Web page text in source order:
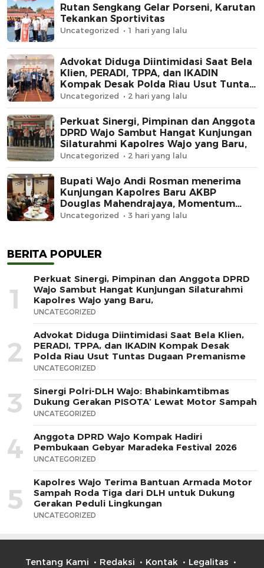
Rutan Sengkang Gelar Porseni, Karutan
Tekankan Sportivitas
Uncategorized 1 hari yang lalu
Advokat Diduga Diintimidasi Saat Bela
Klien, PERADI, TPPA, dan IKADIN
Kompak Desak Polda Riau Usut Tuntas
Dugaan Premanisme
Uncategorized 2 hari yang lalu
Perkuat Sinergi, Pimpinan dan Anggota
DPRD Wajo Sambut Hangat Kunjungan
Silaturahmi Kapolres Wajo yang Baru,
Uncategorized 2 hari yang lalu
Bupati Wajo Andi Rosman menerima
Kunjungan Kapolres Baru AKBP
Douglas Mahendrajaya, Momentum
Memperkuat Sinergi
Uncategorized 3 hari yang lalu
BERITA POPULER
1
Perkuat Sinergi, Pimpinan dan Anggota DPRD
Wajo Sambut Hangat Kunjungan Silaturahmi
Kapolres Wajo yang Baru,
UNCATEGORIZED
2
Advokat Diduga Diintimidasi Saat Bela Klien,
PERADI, TPPA, dan IKADIN Kompak Desak
Polda Riau Usut Tuntas Dugaan Premanisme
UNCATEGORIZED
3
Sinergi Polri-DLH Wajo: Bhabinkamtibmas
Dukung Gerakan PISOTA’ Lewat Motor Sampah
UNCATEGORIZED
4
Anggota DPRD Wajo Kompak Hadiri
Pembukaan Gebyar Maradeka Festival 2026
UNCATEGORIZED
5
Kapolres Wajo Terima Bantuan Armada Motor
Sampah Roda Tiga dari DLH untuk Dukung
Gerakan Peduli Lingkungan
UNCATEGORIZED
Tentang Kami Redaksi Kontak Legalitas